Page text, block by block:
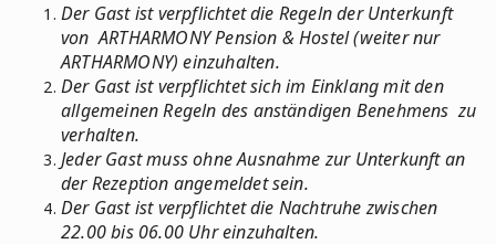
Der Gast ist verpflichtet die Regeln der Unterkunft
von ARTHARMONY Pension & Hostel (weiter nur
ARTHARMONY) einzuhalten.
Der Gast ist verpflichtet sich im Einklang mit den
allgemeinen Regeln des anständigen Benehmens zu
verhalten.
Jeder Gast muss ohne Ausnahme zur Unterkunft an
der Rezeption angemeldet sein.
Der Gast ist verpflichtet die Nachtruhe zwischen
22.00 bis 06.00 Uhr einzuhalten.